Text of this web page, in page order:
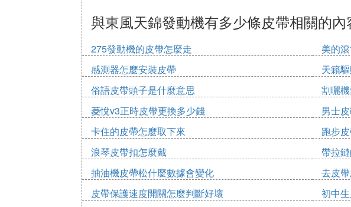
與東風天錦發動機有多少條皮帶相關的內
275發動機的皮帶怎麼走
美的
感測器怎麼安裝皮帶
天籟
俗語皮帶頭子是什麼意思
割曬
菱悅v3正時皮帶更換多少錢
男士
卡住的皮帶怎麼取下來
跑步
浪琴皮帶扣怎麼戴
帶拉
抽油機皮帶松什麼數據會變化
去皮
皮帶保護速度開關怎麼判斷好壞
初中